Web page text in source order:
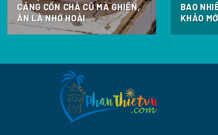
CẢNG CỒN CHÀ CŨ MÀ GHIỀN,
ĂN LÀ NHỚ HOÀI
BAO
KHẢO